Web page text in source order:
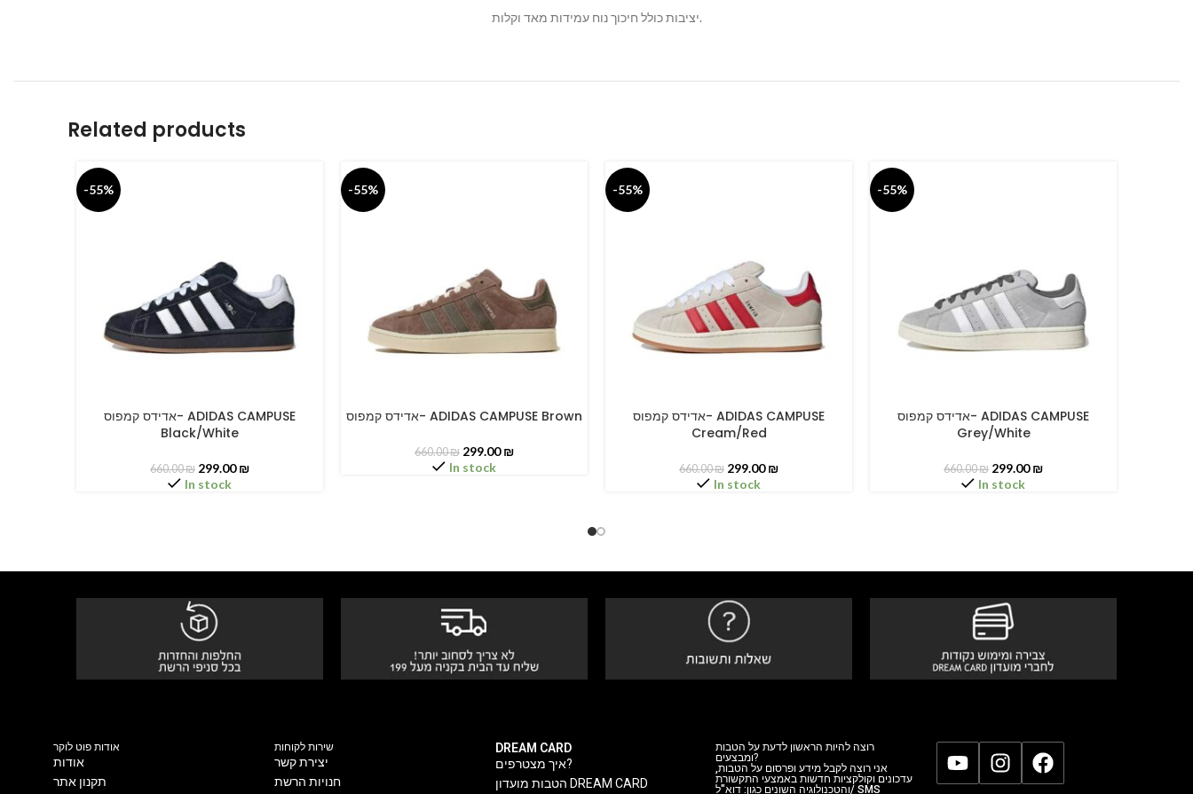
יציבות כולל חיכוך נוח עמידות מאד וקלות.
Related products
-55%
SELECT OPTIONS
אדידס קמפוס- ADIDAS CAMPUSE
Black/White
660.00₪ 299.00₪
In stock
-55%
SELECT OPTIONSאדידס קמפוס- ADIDAS CAMPUSE Brown
660.00₪ 299.00₪
In stock
-55%
SELECT OPTIONS
אדידס קמפוס- ADIDAS CAMPUSE
Cream/Red
660.00₪ 299.00₪
In stock
-55%
SELECT OPTIONS
אדידס קמפוס- ADIDAS CAMPUSE
Grey/White
660.00₪ 299.00₪
In stock
אודות פוט לוקר
אודות
תקנון אתר
שירות לקוחות
יצירת קשר
חנויות הרשת
DREAM CARD
איך מצטרפים?
הטבות מועדון DREAM CARD
רוצה להיות הראשון לדעת על הטבות
ומבצעים?
אני רוצה לקבל מידע ופרסום על הטבות,
עדכונים וקולקציות חדשות באמצעי התקשורת
והטכנולוגיה השונים כגון: דוא"ל/ SMS